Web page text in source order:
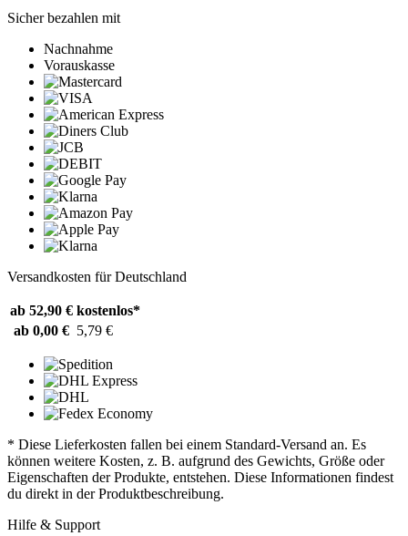
Sicher bezahlen mit
Nachnahme
Vorauskasse
Versandkosten für Deutschland
ab 52,90 € kostenlos*
ab 0,00 € 5,79 €
* Diese Lieferkosten fallen bei einem Standard-Versand an. Es
können weitere Kosten, z. B. aufgrund des Gewichts, Größe oder
Eigenschaften der Produkte, entstehen. Diese Informationen findest
du direkt in der Produktbeschreibung.
Hilfe & Support